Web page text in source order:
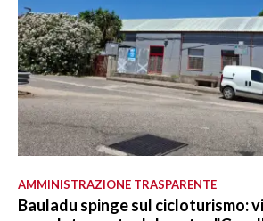
AMMINISTRAZIONE TRASPARENTE
Bauladu spinge sul cicloturismo: